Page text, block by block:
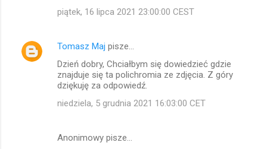
a
piątek, 16 lipca 2021 23:00:00 CEST
Tomasz Maj pisze…
Dzień dobry, Chciałbym się dowiedzieć gdzie
znajduje się ta polichromia ze zdjęcia. Z góry
dziękuję za odpowiedź.
niedziela, 5 grudnia 2021 16:03:00 CET
Anonimowy pisze…